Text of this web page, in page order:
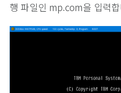
행 파일인 mp.com을 입력